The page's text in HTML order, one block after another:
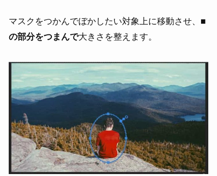
マスクをつかんでぼかしたい対象上に移動させ、 ■
の部分をつまんで大きさを整えます。